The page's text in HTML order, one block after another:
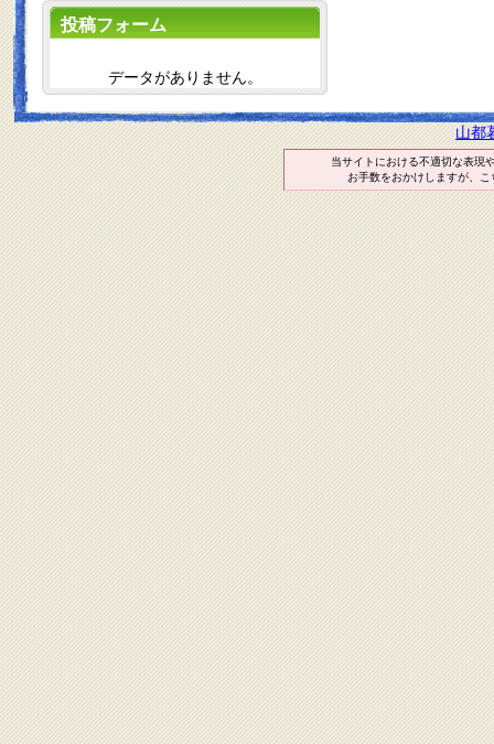
投稿フォーム
データがありません。
山都
当サイトにおける不適切な表現
お手数をおかけしますが、こ